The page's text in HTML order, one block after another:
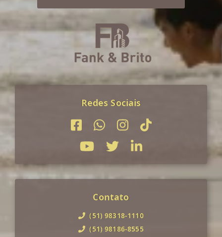
Redes Sociais
Contato
(51) 98318-1110
(51) 98186-8555